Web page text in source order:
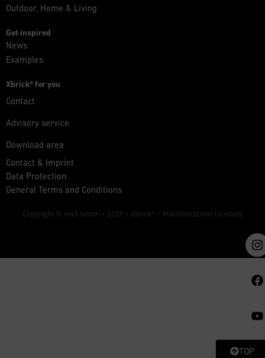
TOP
Outdoor, Home & Living
Get inspired
News
Examples
Xbrick® for you
Contact
Advisory service
Download area
Contact & Imprint
Data Protection
General Terms and Conditions
Copyright © wd3 GmbH • 2025 • Xbrick® – Multifunctional furniture